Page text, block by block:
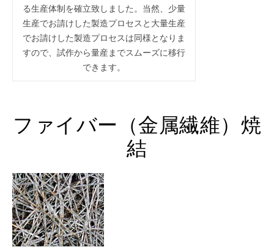
る生産体制を確立致しました。当然、少量
生産でお請けした製造プロセスと大量生産
でお請けした製造プロセスは同様となりま
すので、試作から量産までスムーズに移行
できます。
ファイバー（金属繊維）焼
結